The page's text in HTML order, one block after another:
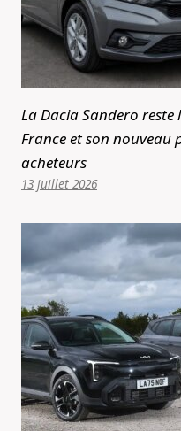
La Dacia Sandero
France et son nouveau
acheteurs
13 juillet 2026